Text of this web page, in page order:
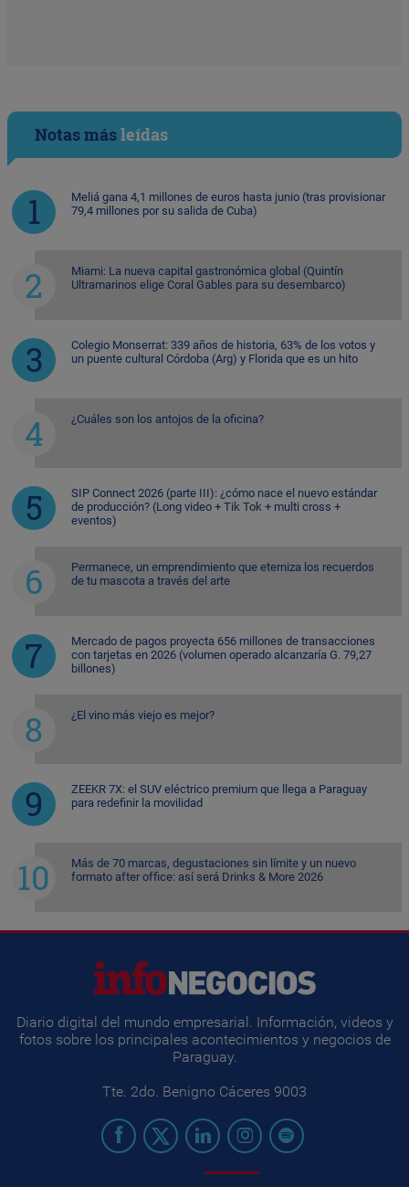
Notas másleídas
Meliá gana 4,1 millones de euros hasta junio (tras provisionar
79,4 millones por su salida de Cuba)
Miami: La nueva capital gastronómica global (Quintín
Ultramarinos elige Coral Gables para su desembarco)
Colegio Monserrat: 339 años de historia, 63% de los votos y
un puente cultural Córdoba (Arg) y Florida que es un hito
¿Cuáles son los antojos de la oficina?
SIP Connect 2026 (parte III): ¿cómo nace el nuevo estándar
de producción? (Long video + Tik Tok + multi cross +
eventos)
Permanece, un emprendimiento que eterniza los recuerdos
de tu mascota a través del arte
Mercado de pagos proyecta 656 millones de transacciones
con tarjetas en 2026 (volumen operado alcanzaría G. 79,27
billones)
¿El vino más viejo es mejor?
ZEEKR 7X: el SUV eléctrico premium que llega a Paraguay
para redefinir la movilidad
Más de 70 marcas, degustaciones sin límite y un nuevo
formato after office: así será Drinks & More 2026
Diario digital del mundo empresarial. Información, videos y
fotos sobre los principales acontecimientos y negocios de
Paraguay.
Tte. 2do. Benigno Cáceres 9003